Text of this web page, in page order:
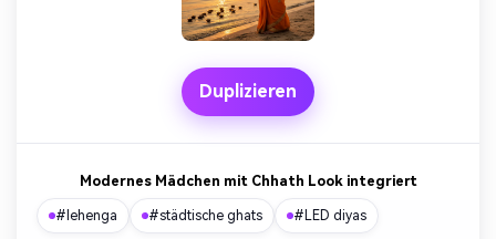
Duplizieren
Modernes Mädchen mit Chhath Look integriert
#lehenga #städtische ghats #LED diyas